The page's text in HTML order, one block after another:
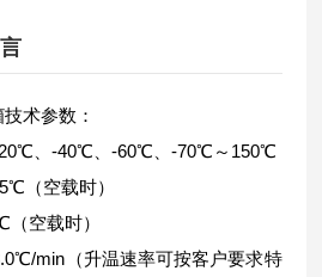
技术参数：
、-40℃、-60℃、-70℃～150℃
（空载时）
空载时）
min（升温速率可按客户要求特